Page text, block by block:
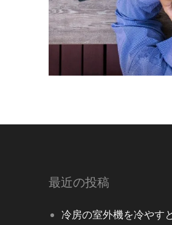
最近の投稿
冷房の室外機を冷やす